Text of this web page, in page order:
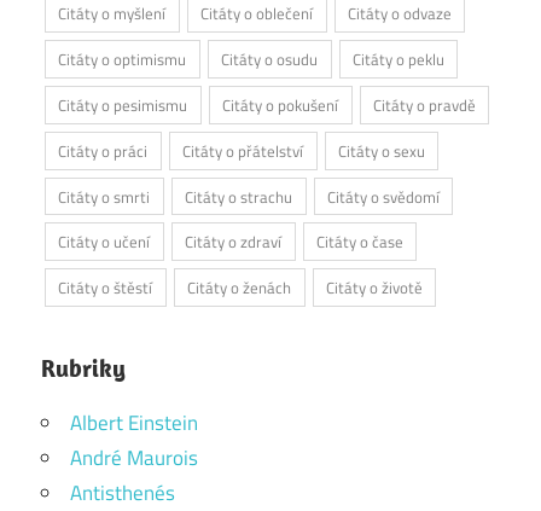
Citáty o myšlení Citáty o oblečení
Citáty o odvaze
Citáty o optimismu
Citáty o osudu
Citáty o peklu
Citáty o pesimismu
Citáty o pokušení
Citáty o pravdě
Citáty o práci
Citáty o přátelství
Citáty o sexu
Citáty o smrti
Citáty o strachu
Citáty o svědomí
Citáty o učení
Citáty o zdraví
Citáty o čase
Citáty o štěstí
Citáty o ženách Citáty o životě
Rubriky
Albert Einstein
André Maurois
Antisthenés